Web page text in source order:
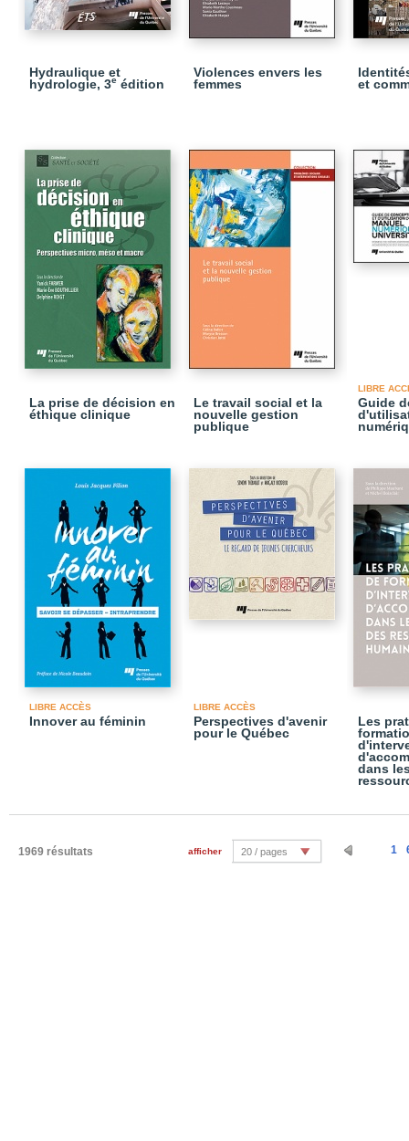
Hydraulique et
hydrologie, 3e édition
Violences envers les
femmes
et
La prise de décision en
éthique clinique
Le travail social et la
nouvelle gestion
publique
LIBRE
Guide
LIBRE ACCÈS
Innover au féminin
LIBRE ACCÈS
Perspectives d'avenir
pour le Québec
Les
dans
1969 résultats 1
afficher 20 / pages